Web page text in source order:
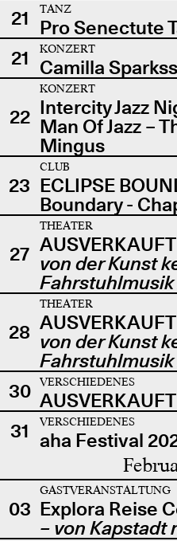
21
TANZ
Pro Senectute
21
KONZERT
Camilla
22
KONZERT
Intercity Jazz
Man Of Jazz –
Mingus
23
CLUB
ECLIPSE
Boundary -
27
THEATER
von der Kunst
28
THEATER
von der Kunst
30
VERSCHIEDENES
31
VERSCHIEDENES
aha Festival
03
GASTVERANSTALTUNG
Explora Reise
– von Kapstadt